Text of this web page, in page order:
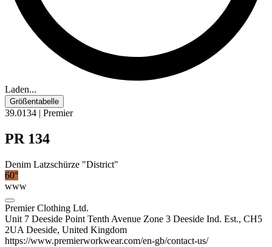
Laden...
Größentabelle
39.0134 | Premier
PR 134
Denim Latzschürze "District"
60°
www
Premier Clothing Ltd.
Unit 7 Deeside Point Tenth Avenue Zone 3 Deeside Ind. Est., CH5
2UA Deeside, United Kingdom
https://www.premierworkwear.com/en-gb/contact-us/